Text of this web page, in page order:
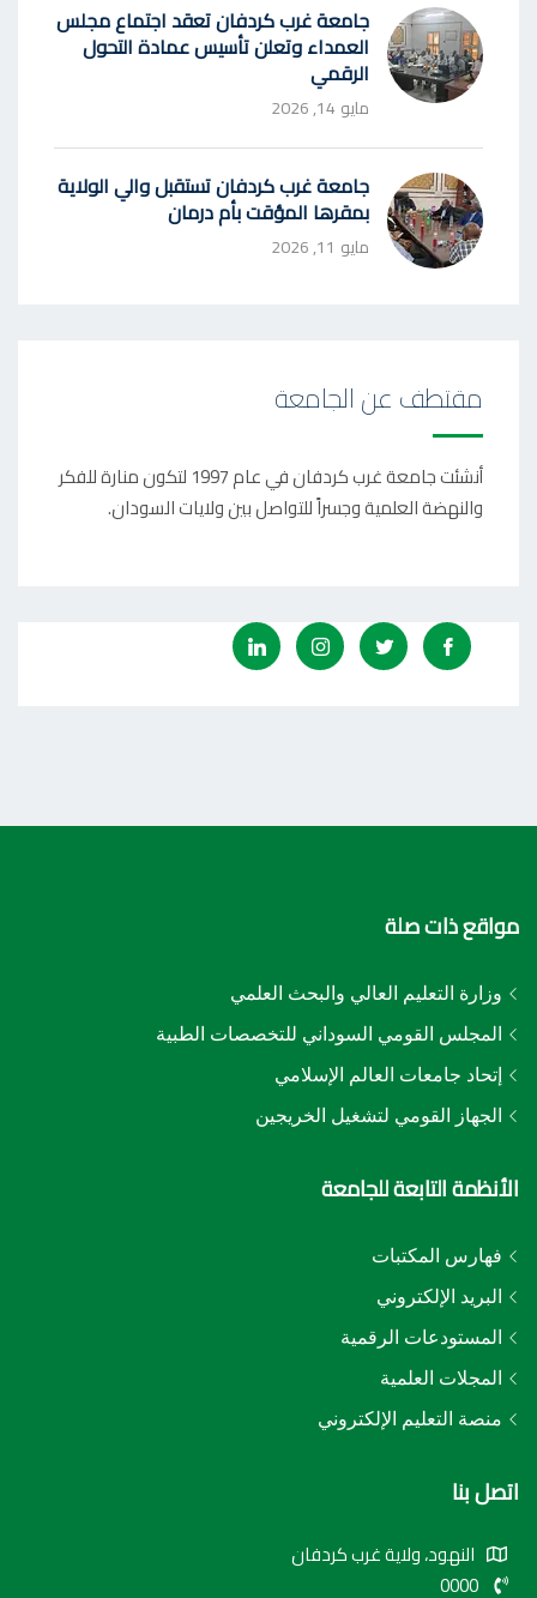
جامعة غرب كردفان تعقد اجتماع مجلس
العمداء وتعلن تأسيس عمادة التحول
الرقمي
مايو 14, 2026
جامعة غرب كردفان تستقبل والي الولاية
بمقرها المؤقت بأم درمان
مايو 11, 2026
مقتطف عن الجامعة
أنشئت جامعة غرب كردفان في عام 1997 لتكون منارة للفكر
والنهضة العلمية وجسراً للتواصل بين ولايات السودان.
مواقع ذات صلة
وزارة التعليم العالي والبحث العلمي
المجلس القومي السوداني للتخصصات الطبية
إتحاد جامعات العالم الإسلامي
الجهاز القومي لتشغيل الخريجين
الأنظمة التابعة للجامعة
فهارس المكتبات
البريد الإلكتروني
المستودعات الرقمية
المجلات العلمية
منصة التعليم الإلكتروني
اتصل بنا
النهود، ولاية غرب كردفان